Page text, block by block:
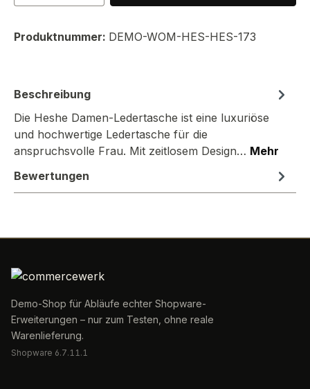
Produktnummer: DEMO-WOM-HES-HES-173
Beschreibung
Die Heshe Damen-Ledertasche ist eine luxuriöse
und hochwertige Ledertasche für die
anspruchsvolle Frau. Mit zeitlosem Design… Mehr
Bewertungen
Demo-Shop für Abläufe echter Shopware-
Erweiterungen – nur zum Testen, ohne reale
Warenlieferung.
Shopware 6.7.11.1